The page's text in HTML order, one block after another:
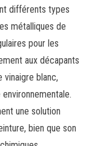
différents types
métalliques de
pour les
aux décapants
blanc,
une solution
bien que son